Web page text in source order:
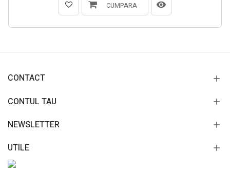
CUMPARA
CONTACT
CONTUL TAU
NEWSLETTER
UTILE